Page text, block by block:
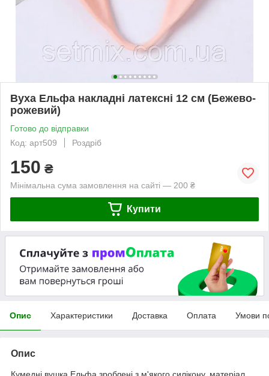
Вуха Ельфа накладні латексні 12 см (Бежево-
рожевий)
Готово до відправки
Код: арт509
Роздріб
150 ₴
Мінімальна сума замовлення на сайті — 200 ₴
Купити
Опис Характеристики Доставка Оплата Умови
Опис